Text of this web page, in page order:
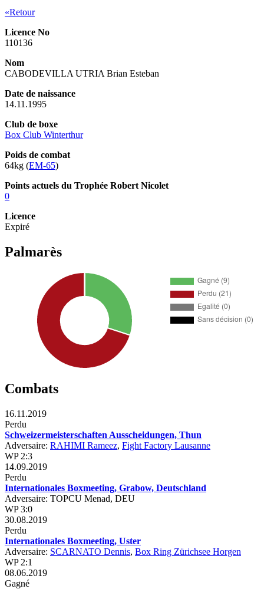
«Retour
Licence No
110136
Nom
CABODEVILLA UTRIA Brian Esteban
Date de naissance
14.11.1995
Club de boxe
Box Club Winterthur
Poids de combat
64kg (EM-65)
Points actuels du Trophée Robert Nicolet
0
Licence
Expiré
Palmarès
Combats
16.11.2019
Perdu
Schweizermeisterschaften Ausscheidungen, Thun
Adversaire: RAHIMI Rameez, Fight Factory Lausanne
WP 2:3
14.09.2019
Perdu
Internationales Boxmeeting, Grabow, Deutschland
Adversaire: TOPCU Menad, DEU
WP 3:0
30.08.2019
Perdu
Internationales Boxmeeting, Uster
Adversaire: SCARNATO Dennis, Box Ring Zürichsee Horgen
WP 2:1
08.06.2019
Gagné